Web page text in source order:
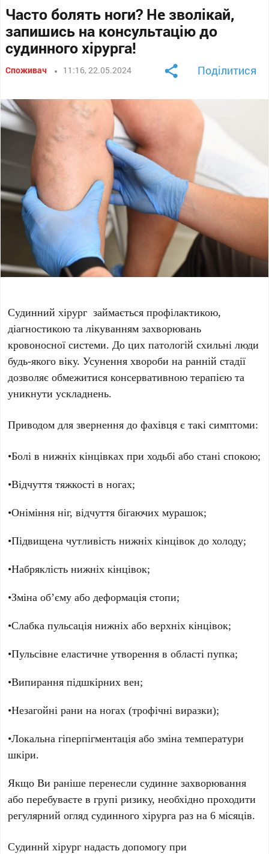
Часто болять ноги? Не зволікай,
запишись на консультацію до
судинного хірурга!
Споживач 11:16, 22.05.2024 Поділитися
​Судинний хірург займається профілактикою,
діагностикою та лікуванням захворювань
кровоносної системи. До цих патологій схильні люди
будь-якого віку. Усунення хвороби на ранній стадії
дозволяє обмежитися консервативною терапією та
уникнути ускладнень.
Приводом для звернення до фахівця є такі симптоми:
•Болі в нижніх кінцівках при ходьбі або стані спокою;
•Відчуття тяжкості в ногах;
•Оніміння ніг, відчуття бігаючих мурашок;
•Підвищена чутливість нижніх кінцівок до холоду;
•Набряклість нижніх кінцівок;
•Зміна об’єму або деформація стопи;
•Слабка пульсація нижніх або верхніх кінцівок;
•Пульсівне еластичне утворення в області пупка;
•Випирання підшкірних вен;
•Незагойні рани на ногах (трофічні виразки);
•Локальна гіперпігментація або зміна температури
шкіри.
Якщо Ви раніше перенесли судинне захворювання
або перебуваєте в групі ризику, необхідно проходити
регулярний огляд судинного хірурга раз на 6 місяців.
Судиннй хірург надасть допомогу при